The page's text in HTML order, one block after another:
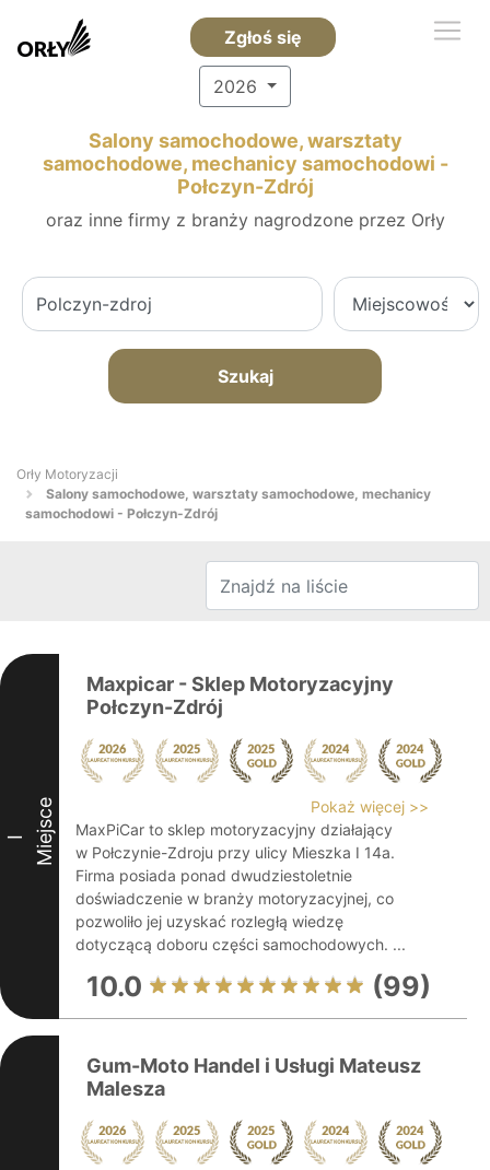
Zgłoś się
2026
Salony samochodowe, warsztaty
samochodowe, mechanicy samochodowi -
Połczyn-Zdrój
oraz inne firmy z branży nagrodzone przez Orły
Szukaj
Orły Motoryzacji
Salony samochodowe, warsztaty samochodowe, mechanicy
samochodowi - Połczyn-Zdrój
I Miejsce
Maxpicar - Sklep Motoryzacyjny
Połczyn-Zdrój
Pokaż więcej >>
MaxPiCar to sklep motoryzacyjny działający
w Połczynie-Zdroju przy ulicy Mieszka I 14a.
Firma posiada ponad dwudziestoletnie
doświadczenie w branży motoryzacyjnej, co
pozwoliło jej uzyskać rozległą wiedzę
dotyczącą doboru części samochodowych. ...
10.0 (99)
Gum-Moto Handel i Usługi Mateusz
Malesza